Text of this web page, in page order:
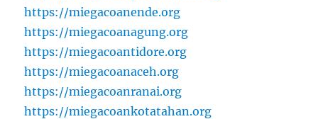
https://miegacoanende.org
https://miegacoanagung.org
https://miegacoantidore.org
https://miegacoanaceh.org
https://miegacoanranai.org
https://miegacoankotatahan.org